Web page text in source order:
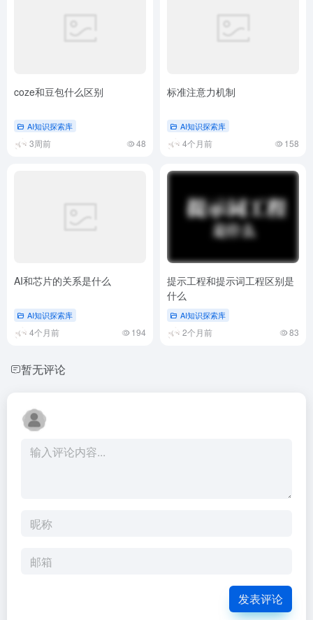
coze和豆包什么区别
AI知识探索库
3周前 48
标准注意力机制
AI知识探索库
4个月前 158
AI和芯片的关系是什么
AI知识探索库
4个月前 194
提示工程和提示词工程区别是
什么
AI知识探索库
2个月前 83
暂无评论
发表评论